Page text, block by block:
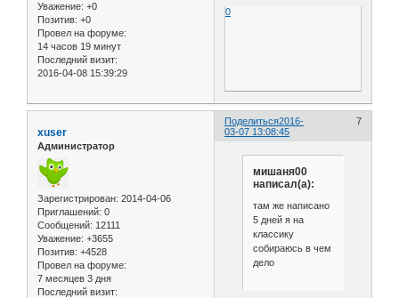
Уважение: +0
Позитив: +0
Провел на форуме:
14 часов 19 минут
Последний визит:
2016-04-08 15:39:29
0
Поделиться 7
2016-
03-07 13:08:45
xuser
Администратор
Зарегистрирован: 2014-04-06
Приглашений: 0
Сообщений: 12111
Уважение: +3655
Позитив: +4528
Провел на форуме:
7 месяцев 3 дня
Последний визит:
мишаня00
написал(а):
там же написано
5 дней я на
классику
собираюсь в чем
дело